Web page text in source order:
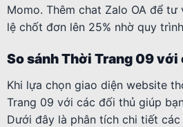
Momo. Thêm chat Zalo OA để tư
lệ chốt đơn lên 25% nhờ quy
So sánh Thời Trang 09 với
Khi lựa chọn giao diện website
Trang 09 với các đối thủ giúp
Dưới đây là phân tích chi tiết